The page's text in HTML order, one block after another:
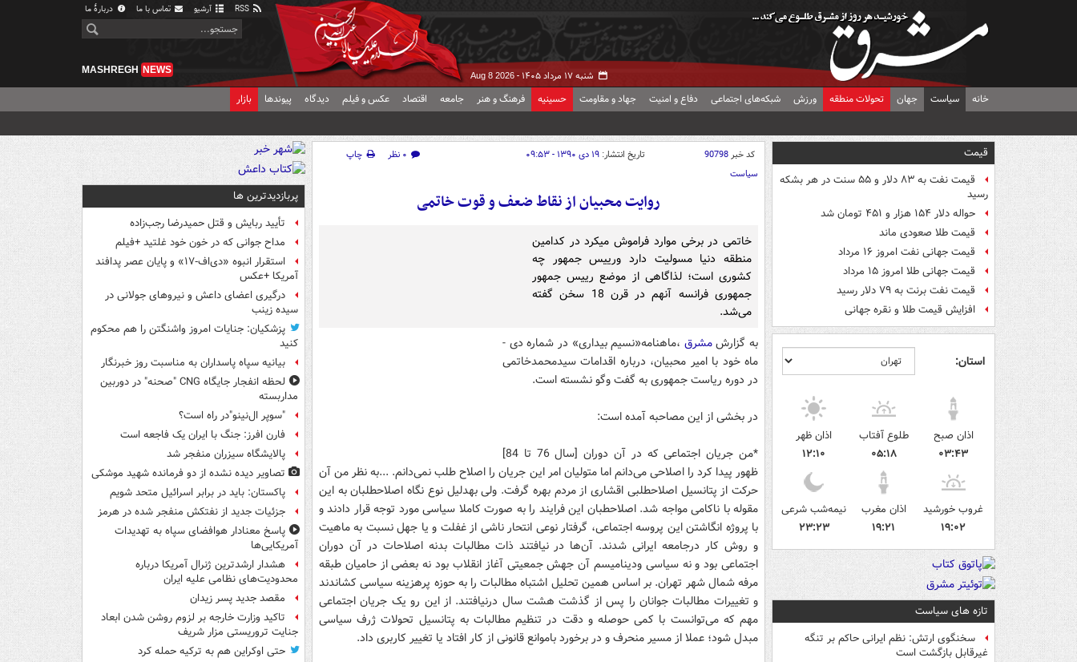
آرشیو تماس با ما دربارهٔ ما
شنبه ۱۷ مرداد ۱۴۰۵ - Aug 8 2026
MASHREGH NEWS
خانه سیاست جهان تحولات منطقه ورزش شبکه‌های اجتماعی دفاع و امنیت جهاد و مقاومت حسینیه فرهنگ و هنر جامعه اقتصاد عکس و فیلم دیدگاه پیوندها بازار
قیمت
قیمت نفت به ۸۳ دلار و ۵۵ سنت در هر بشکه
رسید
حواله دلار ۱۵۴ هزار و ۴۵۱ تومان شد
قیمت طلا صعودی ماند
قیمت جهانی نفت امروز ۱۶ مرداد
قیمت جهانی طلا امروز ۱۵ مرداد
قیمت نفت برنت به ۷۹ دلار رسید
افزایش قیمت طلا و نقره جهانی
استان:
اذان صبح
۰۳:۴۳
طلوع آفتاب
۰۵:۱۸
اذان ظهر
۱۲:۱۰
غروب خورشید
۱۹:۰۲
اذان مغرب
۱۹:۲۱
نیمه‌شب شرعی
۲۳:۲۳
تازه های سیاست
سخنگوی ارتش: نظم ایرانی حاکم بر تنگه
غیرقابل بازگشت است
کد خبر90798 تاریخ انتشار: ۱۹ دی ۱۳۹۰ - ۰۹:۵۳ ۰ نظر
چاپ
سیاست
روایت محبیان از نقاط ضعف و قوت خاتمی
خاتمی در برخی موارد فراموش می­کرد در کدامین
منطقه دنیا مسولیت دارد ورییس جمهور چه
کشوری است؛ لذاگاهی از موضع رییس ­جمهور
جمهوری فرانسه آن­هم در قرن 18 سخن گفته
می‌شد.
‌به گزارشمشرق ،ماه­نامه«نسیم بیداری» در شماره دی ­
ماه خود با امیر محبیان، درباره اقدامات سیدمحمدخاتمی
در دوره ریاست­ جمهوری به گفت وگو نشسته­ است.
در بخشی از این مصاحبه آمده است:
*من جریان اجتماعی که در آن دوران [سال 76 تا 84]
ظهور پیدا کرد را اصلاحی می‌دانم اما متولیان امر این جریان را اصلاح طلب نمی‌دانم. ...به نظر من آن
حرکت از پتانسیل اصلاح­طلبی اقشاری از مردم بهره گرفت. ولی به­دلیل نوع نگاه اصلاح­ط­لبان به این
مقوله با ناکامی مواجه شد. اصلاح­طبان این فرایند را به صورت کاملا سیاسی مورد توجه قرار دادند و
با پروژه انگاشتن این پروسه اجتماعی، گرفتار نوعی انتحار ناشی از غفلت و یا جهل نسبت به ماهیت
و روش کار درجامعه ایرانی شدند. آن‌ها در نیافتند ذات مطالبات بدنه اصلاحات در آن دوران
اجتماعی بود و نه سیاسی ودینامیسم آن جهش جمعیتی آغاز انقلاب بود نه بعضی از حامیان طبقه
مرفه شمال شهر تهران. بر اساس همین تحلیل اشتباه مطالبات را به حوزه پرهزینه سیاسی کشاندند
و تغییرات مطالبات جوانان را پس از گذشت هشت سال درنیافتند. از این رو یک جریان اجتماعی
مهم که می‌توانست با کمی حوصله و دقت در تنظیم مطالبات به پتانسیل تحولات ژرف سیاسی
مبدل شود؛ عملا از مسیر منحرف و در برخورد باموانع قانونی از کار افتاد یا تغییر کاربری داد.
پربازدیدترین ها
تأیید ربایش و قتل حمیدرضا رجب‌زاده
مداح جوانی که در خون خود غلتید +فیلم
استقرار انبوه «دی‌اف‑۱۷» و پایان عصر پدافند
آمریکا +عکس
درگیری اعضای داعش و نیروهای جولانی در
سیده زینب
پزشکیان: جنایات امروز واشنگتن را هم محکوم
کنید
بیانیه سپاه پاسداران به مناسبت روز خبرنگار
لحظه انفجار جایگاه CNG "صحنه" در دوربین
مداربسته
"سوپر ال‌نینو"در راه است؟
فارن افرز: جنگ با ایران یک فاجعه است
پالایشگاه سیزران منفجر شد
تصاویر دیده‌ نشده از دو فرمانده شهید موشکی
پاکستان: باید در برابر اسرائیل متحد شویم
جزئیات جدید از نفتکش منفجر شده در هرمز
پاسخ معنادار هوافضای سپاه به تهدیدات
آمریکایی‌ها
هشدار ارشدترین ژنرال آمریکا درباره
محدودیت‌های نظامی علیه ایران
مقصد جدید پسر زیدان
تاکید وزارت خارجه بر لزوم روشن شدن ابعاد
جنایت تروریستی مزار شریف
حتی اوکراین هم به ترکیه حمله کرد